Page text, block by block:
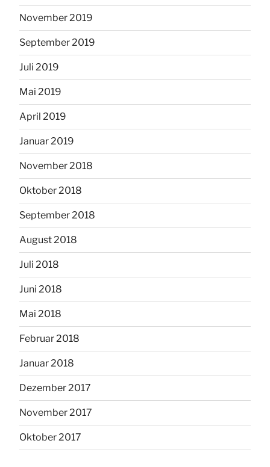
November 2019
September 2019
Juli 2019
Mai 2019
April 2019
Januar 2019
November 2018
Oktober 2018
September 2018
August 2018
Juli 2018
Juni 2018
Mai 2018
Februar 2018
Januar 2018
Dezember 2017
November 2017
Oktober 2017